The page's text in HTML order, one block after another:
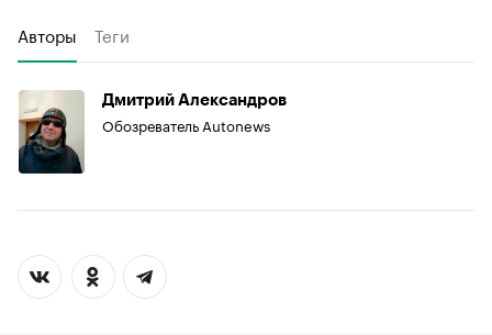
Авторы Теги
Дмитрий Александров
Обозреватель Autonews